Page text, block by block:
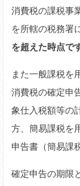
消費税の課税事
を所轄の税務署
を超えた時点で
また一般課税を
消費税の確定申
象仕入税額等の
方、簡易課税を
申告書（簡易課
確定申告の期限